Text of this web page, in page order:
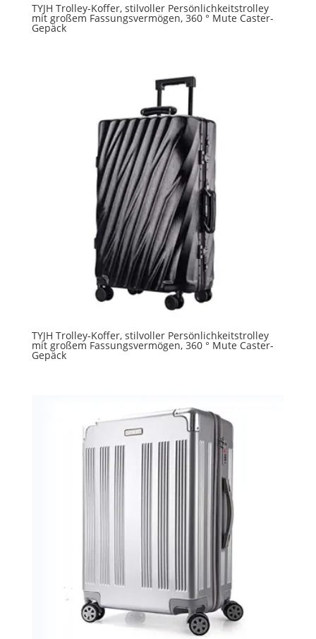
TYJH Trolley-Koffer, stilvoller Persönlichkeitstrolley
mit großem Fassungsvermögen, 360 ° Mute Caster-
Gepäck
TYJH Trolley-Koffer, stilvoller Persönlichkeitstrolley
mit großem Fassungsvermögen, 360 ° Mute Caster-
Gepäck